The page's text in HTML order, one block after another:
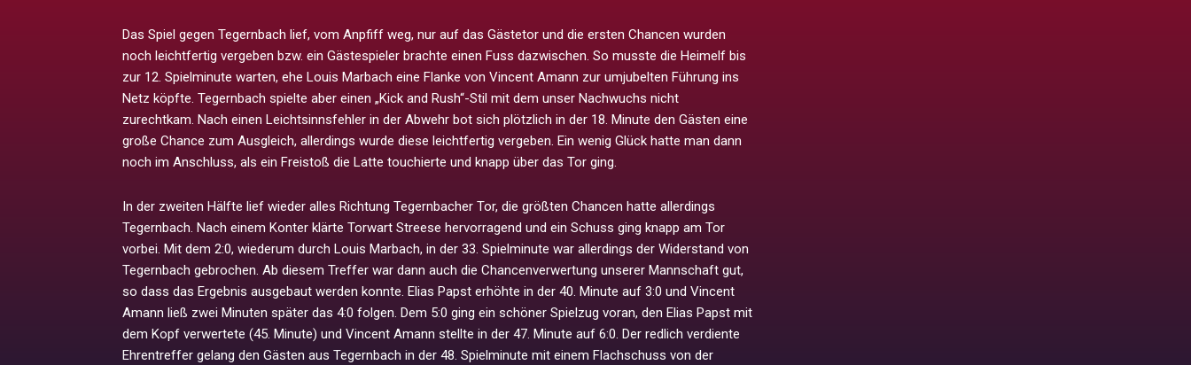
Das Spiel gegen Tegernbach lief, vom Anpfiff weg, nur auf das Gästetor und die ersten Chancen wurden
noch leichtfertig vergeben bzw. ein Gästespieler brachte einen Fuss dazwischen. So musste die Heimelf bis
zur 12. Spielminute warten, ehe Louis Marbach eine Flanke von Vincent Amann zur umjubelten Führung ins
Netz köpfte. Tegernbach spielte aber einen „Kick and Rush“-Stil mit dem unser Nachwuchs nicht
zurechtkam. Nach einen Leichtsinnsfehler in der Abwehr bot sich plötzlich in der 18. Minute den Gästen eine
große Chance zum Ausgleich, allerdings wurde diese leichtfertig vergeben. Ein wenig Glück hatte man dann
noch im Anschluss, als ein Freistoß die Latte touchierte und knapp über das Tor ging.
In der zweiten Hälfte lief wieder alles Richtung Tegernbacher Tor, die größten Chancen hatte allerdings
Tegernbach. Nach einem Konter klärte Torwart Streese hervorragend und ein Schuss ging knapp am Tor
vorbei. Mit dem 2:0, wiederum durch Louis Marbach, in der 33. Spielminute war allerdings der Widerstand von
Tegernbach gebrochen. Ab diesem Treffer war dann auch die Chancenverwertung unserer Mannschaft gut,
so dass das Ergebnis ausgebaut werden konnte. Elias Papst erhöhte in der 40. Minute auf 3:0 und Vincent
Amann ließ zwei Minuten später das 4:0 folgen. Dem 5:0 ging ein schöner Spielzug voran, den Elias Papst mit
dem Kopf verwertete (45. Minute) und Vincent Amann stellte in der 47. Minute auf 6:0. Der redlich verdiente
Ehrentreffer gelang den Gästen aus Tegernbach in der 48. Spielminute mit einem Flachschuss von der